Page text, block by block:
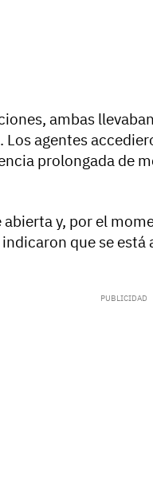
ambas
agentes
prolongada de
y, por el
que se está